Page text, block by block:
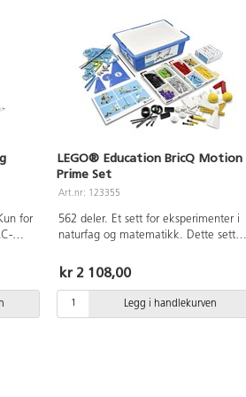
LEGO® Education BricQ Motion
Prime Set
Art.nr: 123355
562 deler. Et sett for eksperimenter i
naturfag og matematikk. Dette settet
åpner for mange muligheter for
tverrfaglig arbeid inne STEAM-
emnene tilpasset elever på
mellomtrinnet og ungdomsskolen.
kr 2 108,00
Legg i handlekurven